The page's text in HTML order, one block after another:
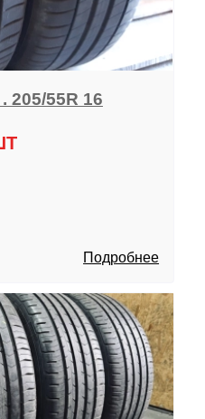
205/55R 16
Подробнее